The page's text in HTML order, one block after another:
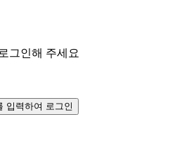
그인해 주세요
입력하여 로그인